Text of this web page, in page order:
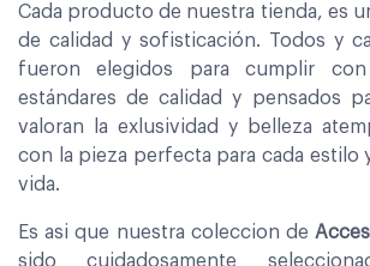
Cada producto de nuestra tienda, es
de calidad y sofisticación. Todos y
fueron elegidos para cumplir
estándares de calidad y pensados
valoran la exlusividad y belleza
con la pieza perfecta para cada estilo
vida.
Es asi que nuestra coleccion de
sido cuidadosamente